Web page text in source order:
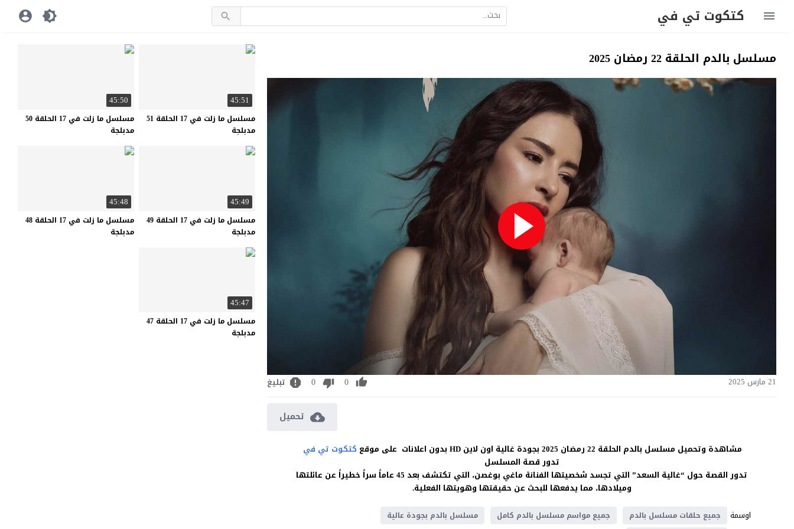
كتكوت تي في
مسلسل بالدم الحلقة 22 رمضان 2025
21 مارس 2025 0
0 تبليغ
تحميل
مشاهدة وتحميل مسلسل بالدم الحلقة 22 رمضان 2025 بجودة غالية اون لاين HD بدون اعلانات على موقع
كتكوت تي في
تدور قصة المسلسل
تدور القصة حول “غالية السعد” التي تجسد شخصيتها الفنانة ماغي بوغصن، التي تكتشف بعد 45 عاماً سراً خطيراً عن عائلتها
وميلادها، مما يدفعها للبحث عن حقيقتها وهويتها الفعلية.
اوسمة
جميع حلقات مسلسل بالدم جميع مواسم مسلسل بالدم كامل مسلسل بالدم بجودة عالية
45:51
مسلسل ما زلت في 17 الحلقة 51
مدبلجة
45:50
مسلسل ما زلت في 17 الحلقة 50
مدبلجة
45:49
مسلسل ما زلت في 17 الحلقة 49
مدبلجة
45:48
مسلسل ما زلت في 17 الحلقة 48
مدبلجة
45:47
مسلسل ما زلت في 17 الحلقة 47
مدبلجة